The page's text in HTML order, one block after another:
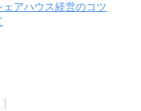
ェアハウス経営のコツ